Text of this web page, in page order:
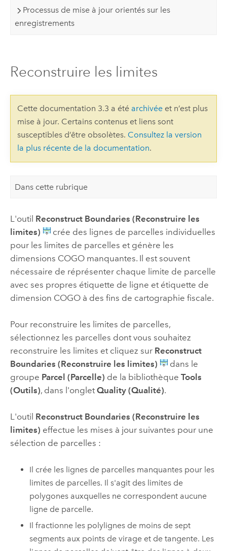
Processus de mise à jour orientés sur les
enregistrements
Reconstruire les limites
Cette documentation 3.3 a été archivéeet n’est plus
mise à jour. Certains contenus et liens sont
susceptibles d’être obsolètes. Consultez la version
la plus récente de la documentation.
Dans cette rubrique
L'outil Reconstruct Boundaries (Reconstruire les
limites)
crée des lignes de parcelles individuelles
pour les limites de parcelles et génère les
dimensions COGO manquantes. Il est souvent
nécessaire de réprésenter chaque limite de parcelle
avec ses propres étiquette de ligne et étiquette de
dimension COGO à des fins de cartographie fiscale.
Pour reconstruire les limites de parcelles,
sélectionnez les parcelles dont vous souhaitez
reconstruire les limites et cliquez sur Reconstruct
Boundaries (Reconstruire les limites)
dans le
groupe Parcel (Parcelle) de la bibliothèque Tools
(Outils), dans l'onglet Quality (Qualité).
L'outil Reconstruct Boundaries (Reconstruire les
limites) effectue les mises à jour suivantes pour une
sélection de parcelles :
Il crée les lignes de parcelles manquantes pour les
limites de parcelles. Il s'agit des limites de
polygones auxquelles ne correspondent aucune
ligne de parcelle.
Il fractionne les polylignes de moins de sept
segments aux points de virage et de tangente. Les